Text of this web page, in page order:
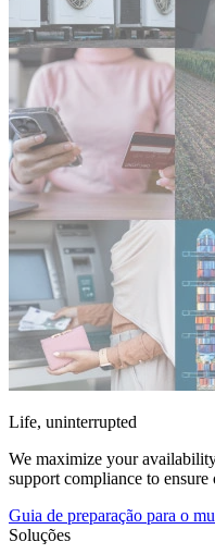
Life, uninterrupted
We maximize your
support compliance to ensure
Guia de preparação para o
Soluções